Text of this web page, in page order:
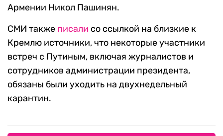
Армении Никол Пашинян.
СМИ также писали со ссылкой на близкие к
Кремлю источники, что некоторые участники
встреч с Путиным, включая журналистов и
сотрудников администрации президента,
обязаны были уходить на двухнедельный
карантин.